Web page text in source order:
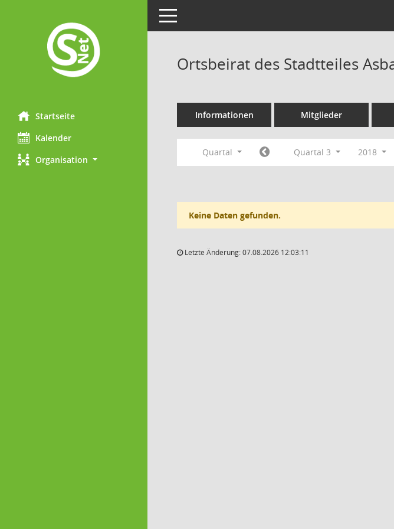
Startseite
Kalender
Organisation
Toggle navigation
Ortsbeirat des Stadtteiles
Informationen Mitglieder
Quartal Quartal 3 2018
Keine Daten gefunden.
Letzte Änderung: 07.08.2026 12:03:11